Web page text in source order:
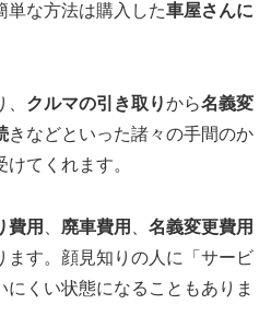
単な方法は購入した車屋さんに
クルマの引き取りから名義変
きなどといった諸々の手間のか
てくれます。
費用 廃車費用
名義変更費用
ます。顔見知りの人に「サービ
にくい状態になることもありま